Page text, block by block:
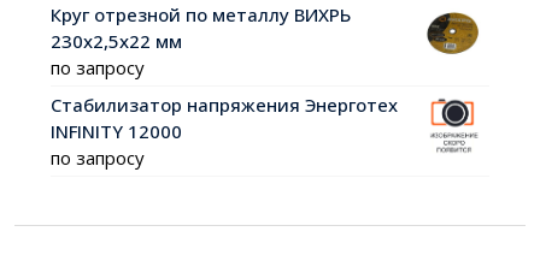
Круг отрезной по металлу ВИХРЬ
230х2,5х22 мм
по запросу
Стабилизатор напряжения Энерготех
INFINITY 12000
по запросу